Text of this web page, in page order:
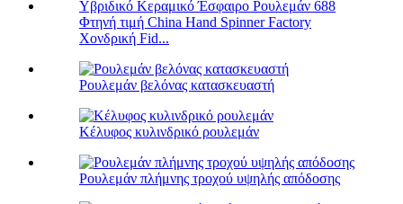
Φτηνή τιμή China Hand Spinner Factory
Χονδρική Fid...
Ρουλεμάν βελόνας κατασκευαστή
Κέλυφος κυλινδρικό ρουλεμάν
Ρουλεμάν πλήμνης τροχού υψηλής απόδοσης